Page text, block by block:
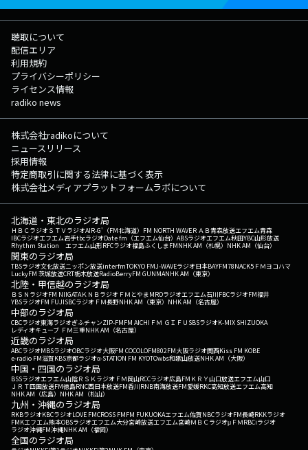
聴取について
配信エリア
利用規約
プライバシーポリシー
ライセンス情報
radiko news
株式会社radikoについて
ニュースリリース
採用情報
特定商取引に関する法律に基づく表示
株式会社メディアプラットフォームラボについて
北海道・東北のラジオ局
ＨＢＣラジオＳＴＶラジオAIR-G'（FM北海道） FM NORTH WAVEＲＡＢ青森放送エフエム青森
IBCラジオエフエム岩手tbcラジオDate fm（エフエム仙台） ABSラジオエフエム秋田YBC山形放送
Rhythm Station エフエム山形RFCラジオ福島ふくしまFMNHK AM（札幌） NHK AM（仙台）
関東のラジオ局
TBSラジオ文化放送ニッポン放送interfmTOKYO FMJ-WAVEラジオ日本BAYFM78NACK5 ＦＭヨコハマ
LuckyFM 茨城放送CRT栃木放送RadioBerryFM GUNMANHK AM（東京）
北陸・甲信越のラジオ局
ＢＳＮラジオFM NIIGATAＫＮＢラジオ ＦＭとやまMROラジオエフエム石川FBCラジオFM福井
YBSラジオFM FUJISBCラジオ ＦＭ長野NHK AM（東京） NHK AM（名古屋）
中部のラジオ局
CBCラジオ東海ラジオぎふチャンZIP-FMFM AICHI ＦＭ ＧＩＦＵ SBSラジオK-MIX SHIZUOKA
レディオキューブ ＦＭ三重NHK AM（名古屋）
近畿のラジオ局
ABCラジオMBSラジオOBCラジオ大阪FM COCOLOFM802FM大阪ラジオ関西Kiss FM KOBE
e-radio FM滋賀KBS京都ラジオα-STATION FM KYOTOwbs和歌山放送NHK AM（大阪）
中国・四国のラジオ局
BSSラジオエフエム山陰ＲＳＫラジオ ＦＭ岡山RCCラジオ広島FM ＫＲＹ山口放送エフエム山口
ＪＲＴ四国放送FM徳島RNC西日本放送FM香川RNB南海放送FM愛媛RKC高知放送エフエム高知
NHK AM（広島） NHK AM（松山）
九州・沖縄のラジオ局
RKBラジオKBCラジオLOVE FMCROSS FMFM FUKUOKAエフエム佐賀NBCラジオFM長崎RKKラジオ
FMKエフエム熊本OBSラジオエフエム大分宮崎放送エフエム宮崎ＭＢＣラジオμＦＭRBCiラジオ
ラジオ沖縄FM沖縄NHK AM（福岡）
全国のラジオ局